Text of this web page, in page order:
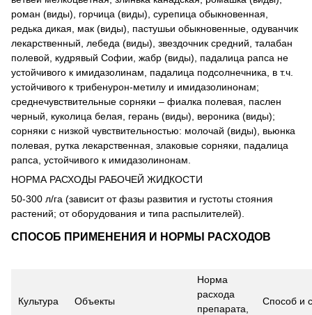
роман (виды), горчица (виды), сурепица обыкновенная,
редька дикая, мак (виды), пастушьи обыкновенные, одуванчик
лекарственный, лебеда (виды), звездочник средний, талабан
полевой, кудрявый Софии, жабр (виды), падалица рапса не
устойчивого к имидазолинам, падалица подсолнечника, в т.ч.
устойчивого к трибенурон-метилу и имидазолинонам;
среднечувствительные сорняки – фиалка полевая, паслен
черный, куколица белая, герань (виды), вероника (виды);
сорняки с низкой чувствительностью: молочай (виды), вьюнка
полевая, рутка лекарственная, злаковые сорняки, падалица
рапса, устойчивого к имидазолинонам.
НОРМА РАСХОДЫ РАБОЧЕЙ ЖИДКОСТИ
50-300 л/га (зависит от фазы развития и густоты стояния
растений; от оборудования и типа распылителей).
СПОСОБ ПРИМЕНЕНИЯ И НОРМЫ РАСХОДОВ
Культура Объекты
Норма
расхода
препарата,
Способ и